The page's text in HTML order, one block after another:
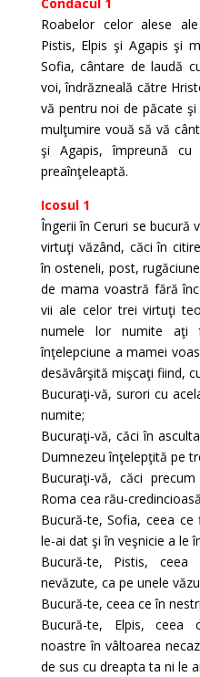
Roabelor celor alese
Pistis, Elpis şi Agapis şi
Sofia, cântare de laudă
voi, îndrăzneală către
vă pentru noi de păcate
mulţumire vouă să vă
şi Agapis, împreună
preaînţeleaptă.
Icosul 1
Îngerii în Ceruri se bucură
virtuţi văzând, căci în
în osteneli, post,
de mama voastră fără
vii ale celor trei virtuţi
numele lor numite aţi
înţelepciune a mamei
desăvârşită mişcaţi fiind,
Bucuraţi-vă, surori cu
numite;
Bucuraţi-vă, căci în
Dumnezeu înţelepţită pe
Bucuraţi-vă, căci
Roma cea rău-
Bucură-te, Sofia, ceea
le-ai dat şi în veşnicie a le
Bucură-te, Pistis,
nevăzute, ca pe unele
Bucură-te, ceea ce în
Bucură-te, Elpis, ceea
noastre în vâltoarea
de sus cu dreapta ta ni le